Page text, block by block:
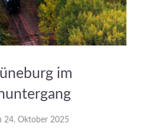
im
24. Oktober 2025